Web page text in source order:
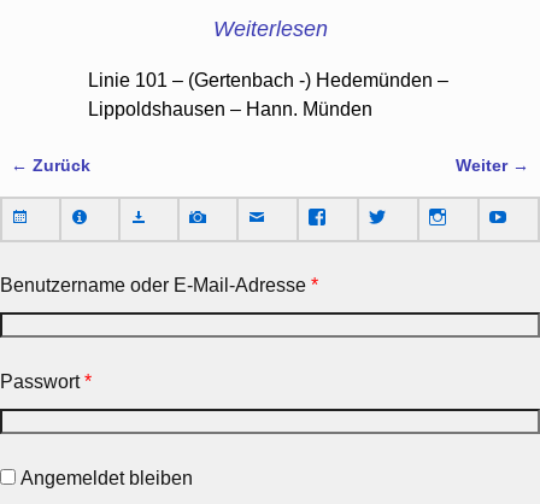
Weiterlesen
Linie 101 – (Gertenbach -) Hedemünden –
Lippoldshausen – Hann. Münden
Bilder-Navigation
← Zurück Weiter →
Benutzername oder E-Mail-Adresse *
Passwort*
Angemeldet bleiben